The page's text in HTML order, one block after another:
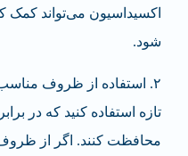
اکسیداسیون می‌تواند کمک
شود.
۲. استفاده از ظروف
تازه استفاده کنید که در
محافظت کنند. اگر از